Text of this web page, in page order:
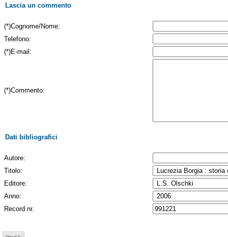
Lascia un commento
(*)Cognome/Nome:
Telefono:
(*)E-mail:
(*)Commento:
Dati bibliografici
Autore:
Titolo:
Editore:
Anno:
Record nr.